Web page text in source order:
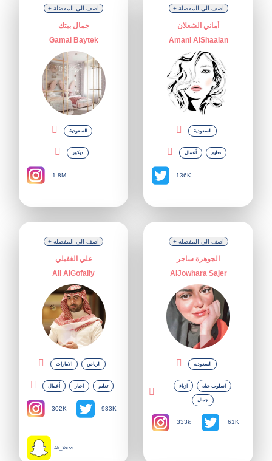
+ اضف الى المفضلة
جمال بيتك
Gamal Baytek
السعودية
ديكور
1.8M
+ اضف الى المفضلة
أماني الشعلان
Amani AlShaalan
السعودية
أعمال تعليم
136K
+ اضف الى المفضلة
علي الغفيلي
Ali AlGofaily
الامارات الرياض
أعمال اخبار تعليم
302K 933K
Ali_Youvi
+ اضف الى المفضلة
الجوهرة ساجر
AlJowhara Sajer
السعودية
ازياء اسلوب حياه
جمال
333k 61K